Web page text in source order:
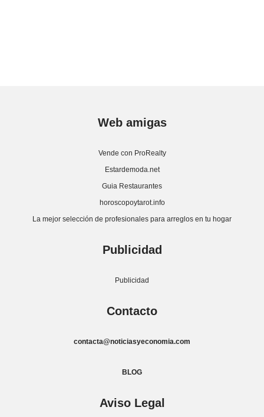
Web amigas
Vende con ProRealty
Estardemoda.net
Guia Restaurantes
horoscopoytarot.info
La mejor selección de profesionales para arreglos en tu hogar
Publicidad
Publicidad
Contacto
contacta@noticiasyeconomia.com
BLOG
Aviso Legal